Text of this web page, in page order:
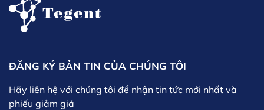
ĐĂNG KÝ BẢN TIN CỦA CHÚNG TÔI
Hãy liên hệ với chúng tôi để nhận tin tức mới nhất và
phiếu giảm giá